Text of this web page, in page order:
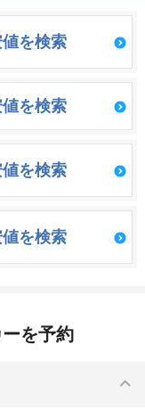
を検索
を検索
を検索
を検索
を予約